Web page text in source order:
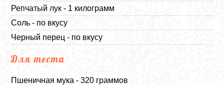
Репчатый лук - 1 килограмм
Соль - по вкусу
Черный перец - по вкусу
Для теста
Пшеничная мука - 320 граммов